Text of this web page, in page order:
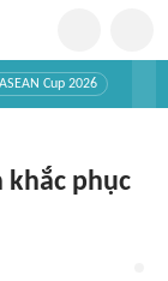
Cup 2026
khắc phục